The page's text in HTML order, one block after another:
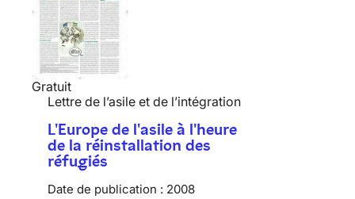
Gratuit
Lettre de l’asile et de l’intégration
L'Europe de l'asile à l'heure
de la réinstallation des
réfugiés
Date de publication : 2008